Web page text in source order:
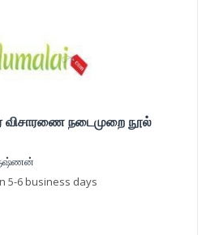
விசாரணை நடைமுறை நூல்
5-6 business days